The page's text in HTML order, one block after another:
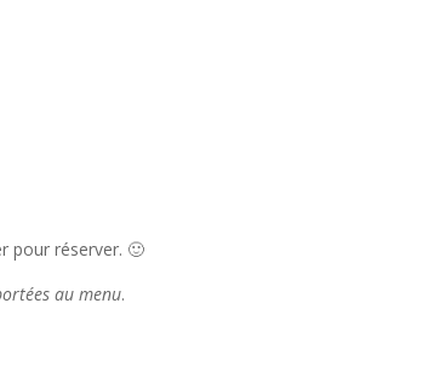
pour réserver. 🙂
au menu.